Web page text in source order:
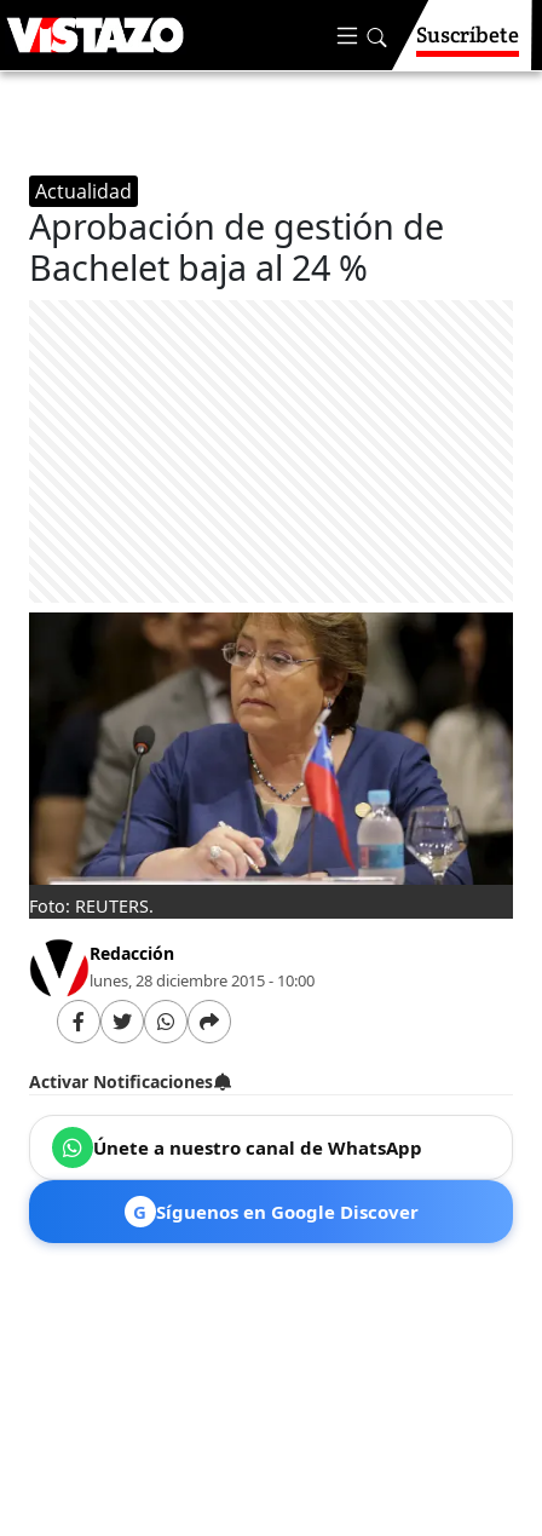
Suscríbete
Actualidad
Aprobación de gestión de
Bachelet baja al 24 %
Foto: REUTERS.
Redacción
lunes, 28 diciembre 2015 - 10:00
Activar Notificaciones
Únete a nuestro canal de WhatsApp
G Síguenos en Google Discover